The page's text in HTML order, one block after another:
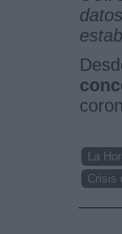
La
Crisis